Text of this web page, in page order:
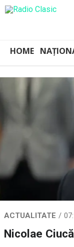
HOME
ACTUALITATE
Nicolae